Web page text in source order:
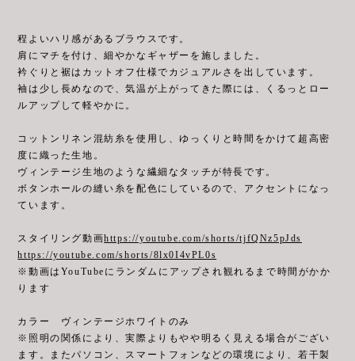
程よいハリ感があるブラウスです。
肩にマチを付け、細やかなギャザーを施しました。
衿ぐりと裾はカットオフ仕様でカジュアルさを出しています。
袖は少し長めなので、気温が上がってきた際には、くるっとロー
ルアップして軽やかに。
コットンリネン混紡糸を使用し、ゆっくりと時間をかけて超高密
度に織った生地。
ヴィンテージ生地のような繊細なタッチが特長です。
ボタンホールの縫い糸を配色にしているので、アクセントになっ
ています。
スタイリング動画https://youtube.com/shorts/tjfQNz5pJds
https://youtube.com/shorts/8lx0I4vPL0s
※動画はYouTubeにランダムにアップされ観れるまで時間がかか
ります
カラー ヴィンテージホワイトのみ
※照明の関係により、実際よりもやや明るく見える場合がござい
ます。またパソコン、スマートフォンなどの環境により、若干製